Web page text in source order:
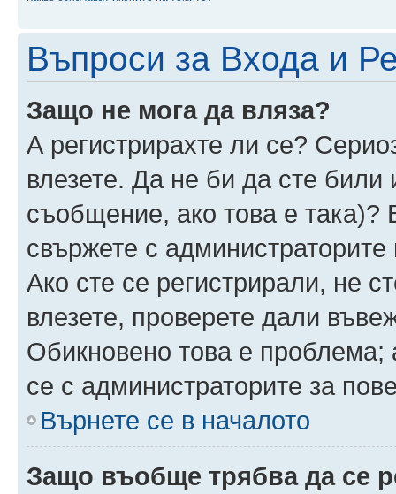
Въпроси за Входа и
Защо не мога да вляза?
А регистрирахте ли се?
влезете. Да не би да сте
съобщение, ако това е така)?
свържете с
Ако сте се регистрирали, не
влезете, проверете дали
Обикновено това е проблема;
се с администраторите за
Върнете се в началото
Защо въобще трябва да се